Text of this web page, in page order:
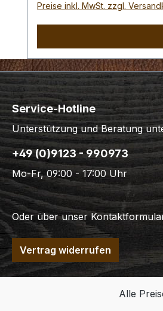
Preise inkl. MwSt. zzgl.
Service-Hotline
Unterstützung und Beratung
+49 (0)9123 - 990973
Mo-Fr, 09:00 - 17:00 Uhr
Oder über unser
Vertrag widerrufen
Alle